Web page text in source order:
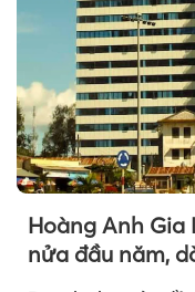
Hoàng Anh Gia
nửa đầu năm,